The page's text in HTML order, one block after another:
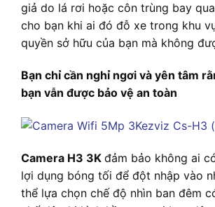
giả do lá rơi hoặc côn trùng bay
cho bạn khi ai đó đỗ xe trong khu
quyền sở hữu của bạn mà không
Bạn chỉ cần nghỉ ngơi và yên tâm
bạn vẫn được bảo vệ an toàn
Camera H3 3K đảm bảo không ai
lợi dụng bóng tối để đột nhập vào
thể lựa chọn chế độ nhìn ban đêm